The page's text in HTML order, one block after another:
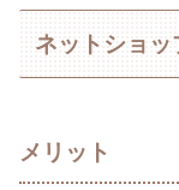
ネットショッ
メリット